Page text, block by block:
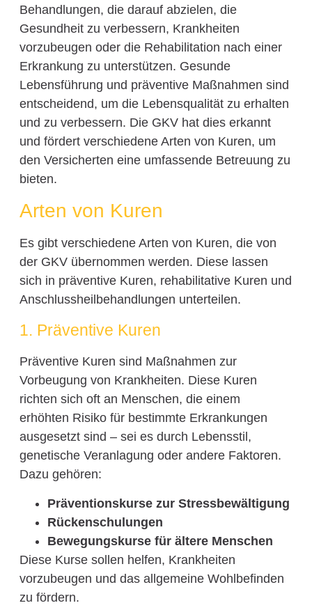
Behandlungen, die darauf abzielen, die
Gesundheit zu verbessern, Krankheiten
vorzubeugen oder die Rehabilitation nach einer
Erkrankung zu unterstützen. Gesunde
Lebensführung und präventive Maßnahmen sind
entscheidend, um die Lebensqualität zu erhalten
und zu verbessern. Die GKV hat dies erkannt
und fördert verschiedene Arten von Kuren, um
den Versicherten eine umfassende Betreuung zu
bieten.
Arten von Kuren
Es gibt verschiedene Arten von Kuren, die von
der GKV übernommen werden. Diese lassen
sich in präventive Kuren, rehabilitative Kuren und
Anschlussheilbehandlungen unterteilen.
1. Präventive Kuren
Präventive Kuren sind Maßnahmen zur
Vorbeugung von Krankheiten. Diese Kuren
richten sich oft an Menschen, die einem
erhöhten Risiko für bestimmte Erkrankungen
ausgesetzt sind – sei es durch Lebensstil,
genetische Veranlagung oder andere Faktoren.
Dazu gehören:
Präventionskurse zur Stressbewältigung
Rückenschulungen
Bewegungskurse für ältere Menschen
Diese Kurse sollen helfen, Krankheiten
vorzubeugen und das allgemeine Wohlbefinden
zu fördern.